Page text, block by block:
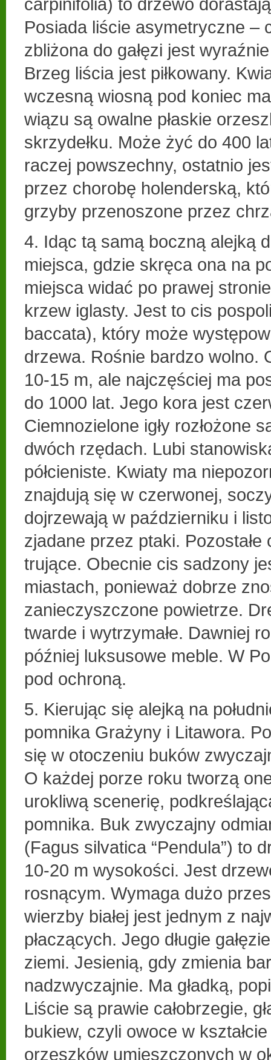
Posiada liście asymetryczne –
zbliżona do gałęzi jest
Brzeg liścia jest piłkowany.
wczesną wiosną pod koniec
wiązu są owalne płaskie
skrzydełku. Może żyć do 400
raczej powszechny, ostatnio
przez chorobę holenderską,
grzyby przenoszone przez
4. Idąc tą samą boczną alejką
miejsca, gdzie skręca ona na
miejsca widać po prawej
krzew iglasty. Jest to cis
baccata), który może
drzewa. Rośnie bardzo wolno.
10-15 m, ale najczęściej ma
do 1000 lat. Jego kora jest
Ciemnozielone igły rozłożone
dwóch rzędach. Lubi
półcieniste. Kwiaty ma
znajdują się w czerwonej,
dojrzewają w październiku i
zjadane przez ptaki.
trujące. Obecnie cis sadzony
miastach, ponieważ dobrze
zanieczyszczone powietrze.
twarde i wytrzymałe. Dawniej
później luksusowe meble. W
pod ochroną.
5. Kierując się alejką na
pomnika Grażyny i Litawora.
się w otoczeniu buków
O każdej porze roku tworzą
urokliwą scenerię,
pomnika. Buk zwyczajny
(Fagus silvatica “Pendula”) to
10-20 m wysokości. Jest
rosnącym. Wymaga dużo
wierzby białej jest jednym z
płaczących. Jego długie
ziemi. Jesienią, gdy zmienia
nadzwyczajnie. Ma gładką,
Liście są prawie całobrzegie,
bukiew, czyli owoce w
orzeszków umieszczonych w